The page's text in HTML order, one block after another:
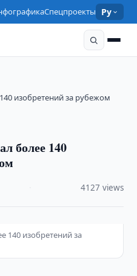
Спецпроекты Ру
изобретений за рубежом
более 140
4127 views
140 изобретений за